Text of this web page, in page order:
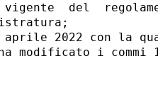
del
2022 con la
modificato i